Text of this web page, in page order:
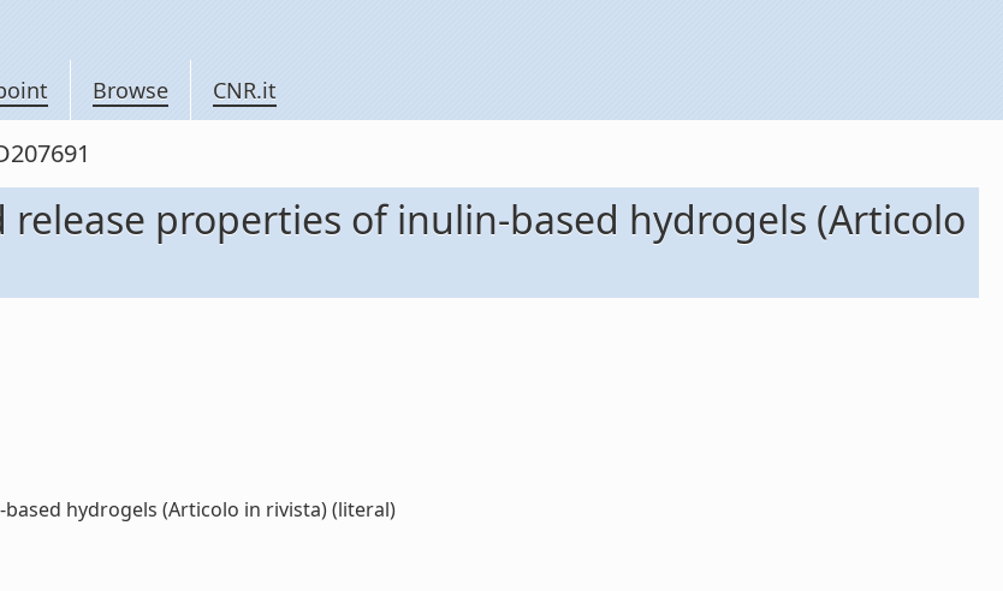
Browse CNR.it
properties of inulin-based hydrogels (Articolo
hydrogels (Articolo in rivista) (literal)